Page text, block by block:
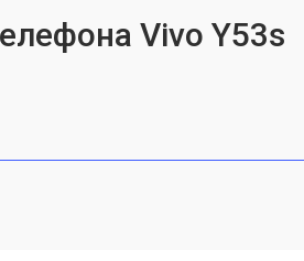
Vivo Y53s